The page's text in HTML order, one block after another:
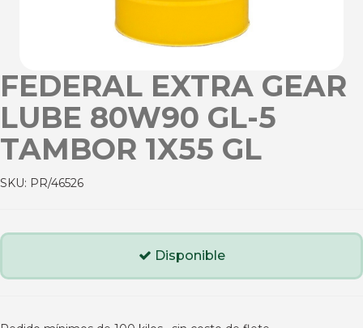
FEDERAL EXTRA GEAR
LUBE 80W90 GL-5
TAMBOR 1X55 GL
SKU: PR/46526
Disponible